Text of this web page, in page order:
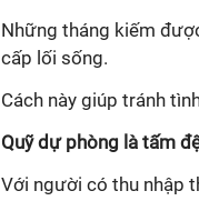
Những tháng kiếm
cấp lối sống.
Cách này giúp tránh
Quỹ dự phòng là tấm
Với người có thu nhập